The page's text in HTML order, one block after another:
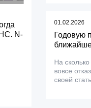
N-
01.02.2026
Годовую
На
вовсе
своей